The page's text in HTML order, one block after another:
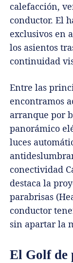
calefacción,
conductor. El
exclusivos en
los asientos
continuidad
Entre las
encontramos
arranque por
panorámico
luces
conectividad
destaca la
parabrisas
conductor
sin apartar la
El Golf de